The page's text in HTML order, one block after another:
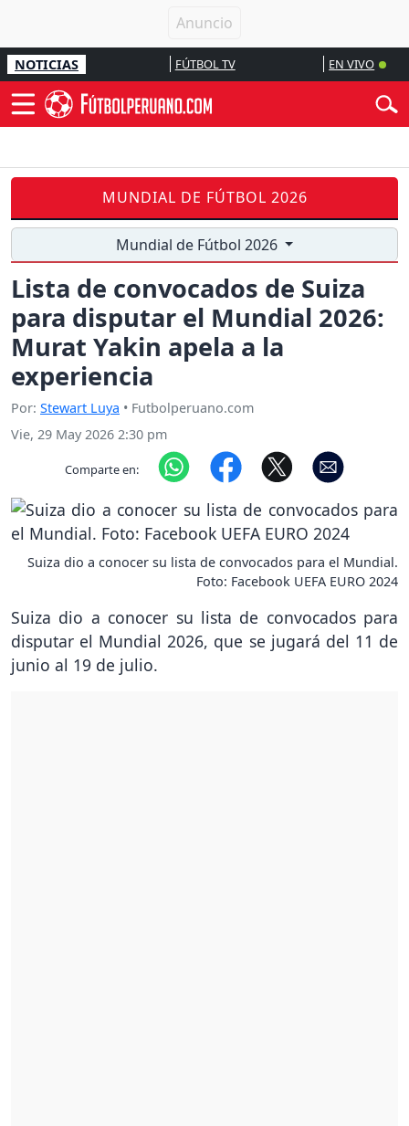
NOTICIAS FÚTBOL TV EN VIVO
MUNDIAL DE FÚTBOL 2026
Mundial de Fútbol 2026
Lista de convocados de Suiza
para disputar el Mundial 2026:
Murat Yakin apela a la
experiencia
Por: Stewart Luya • Futbolperuano.com
Vie, 29 May 2026 2:30 pm
Comparte en:
Suiza dio a conocer su lista de convocados para el Mundial.
Foto: Facebook UEFA EURO 2024
Suiza dio a conocer su lista de convocados para
disputar el Mundial 2026, que se jugará del 11 de
junio al 19 de julio.